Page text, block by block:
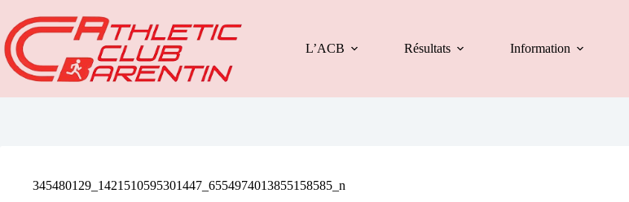
contenu
L’ACB
Résultats Information
345480129_1421510595301447_6554974013855158585_n